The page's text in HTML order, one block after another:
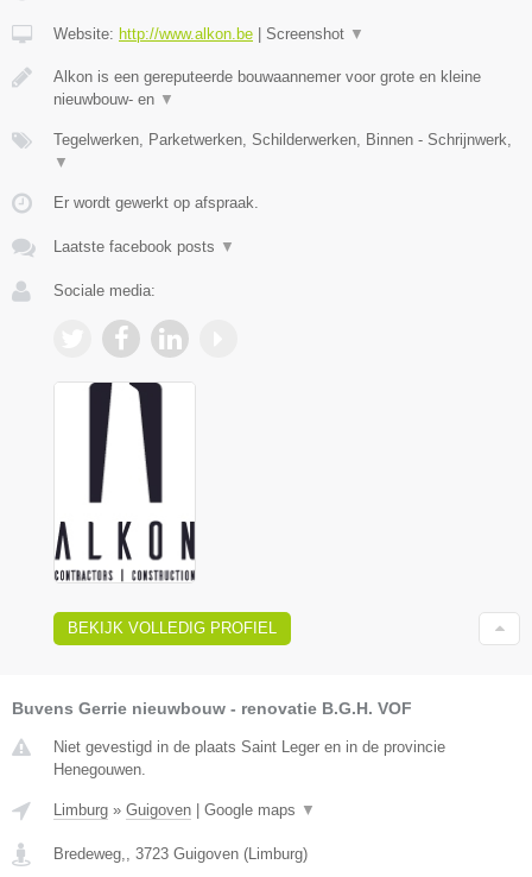
Website: http://www.alkon.be | Screenshot ▼
Alkon is een gereputeerde bouwaannemer voor grote en kleine
nieuwbouw- en ▼
Tegelwerken, Parketwerken, Schilderwerken, Binnen - Schrijnwerk,
▼
Er wordt gewerkt op afspraak.
Laatste facebook posts ▼
Sociale media:
BEKIJK VOLLEDIG PROFIEL
Buvens Gerrie nieuwbouw - renovatie B.G.H. VOF
Niet gevestigd in de plaats Saint Leger en in de provincie
Henegouwen.
Limburg » Guigoven | Google maps ▼
Bredeweg, 3723 Guigoven (Limburg)